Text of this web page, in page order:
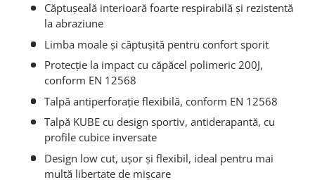
Căptușeală interioară foarte respirabilă și rezistentă
la abraziune
Limba moale și căptușită pentru confort sporit
Protecție la impact cu căpăcel polimeric 200J,
conform EN 12568
Talpă antiperforație flexibilă, conform EN 12568
Talpă KUBE cu design sportiv, antiderapantă, cu
profile cubice inversate
Design low cut, ușor și flexibil, ideal pentru mai
multă libertate de mișcare